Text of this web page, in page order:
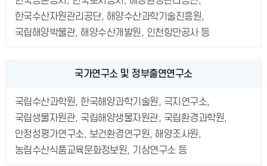
한국수산자원관리공단, 해양수산과학기술진흥원,
국립해양박물관, 해양수산개발원, 인천항만공사 등
국가연구소 및 정부출연연구소
국립수산과학원, 한국해양과학기술원, 극지연구소,
국립생물자원관, 국립해양생물자원관, 국립환경과학원,
안정성평가연구소, 보건환경연구원, 해양조사원,
농림수산식품교육문화정보원, 기상연구소 등